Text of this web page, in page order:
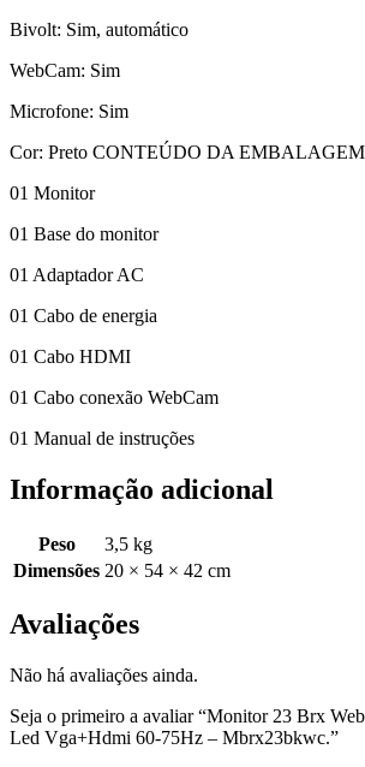
Bivolt: Sim, automático
WebCam: Sim
Microfone: Sim
Cor: Preto CONTEÚDO DA EMBALAGEM
01 Monitor
01 Base do monitor
01 Adaptador AC
01 Cabo de energia
01 Cabo HDMI
01 Cabo conexão WebCam
01 Manual de instruções
Informação adicional
Peso
3,5 kg
Dimensões 20 × 54 × 42 cm
Avaliações
Não há avaliações ainda.
Seja o primeiro a avaliar “Monitor 23 Brx
Led Vga+Hdmi 60-75Hz – Mbrx23bkwc.”